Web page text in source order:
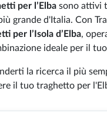
per l’Elba sono attivi
grande d'Italia. Con
per l’Isola d’Elba,
ideale per il
la ricerca il più
il tuo traghetto per